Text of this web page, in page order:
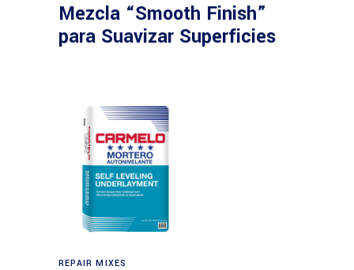
Mezcla “Smooth Finish”
para Suavizar Superficies
REPAIR MIXES